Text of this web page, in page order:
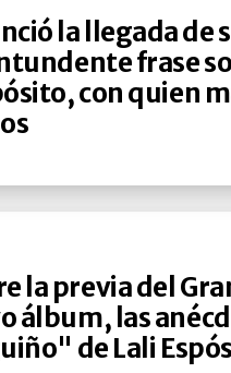
la llegada de
frase
con quien
la previa del
álbum, las
de Lali